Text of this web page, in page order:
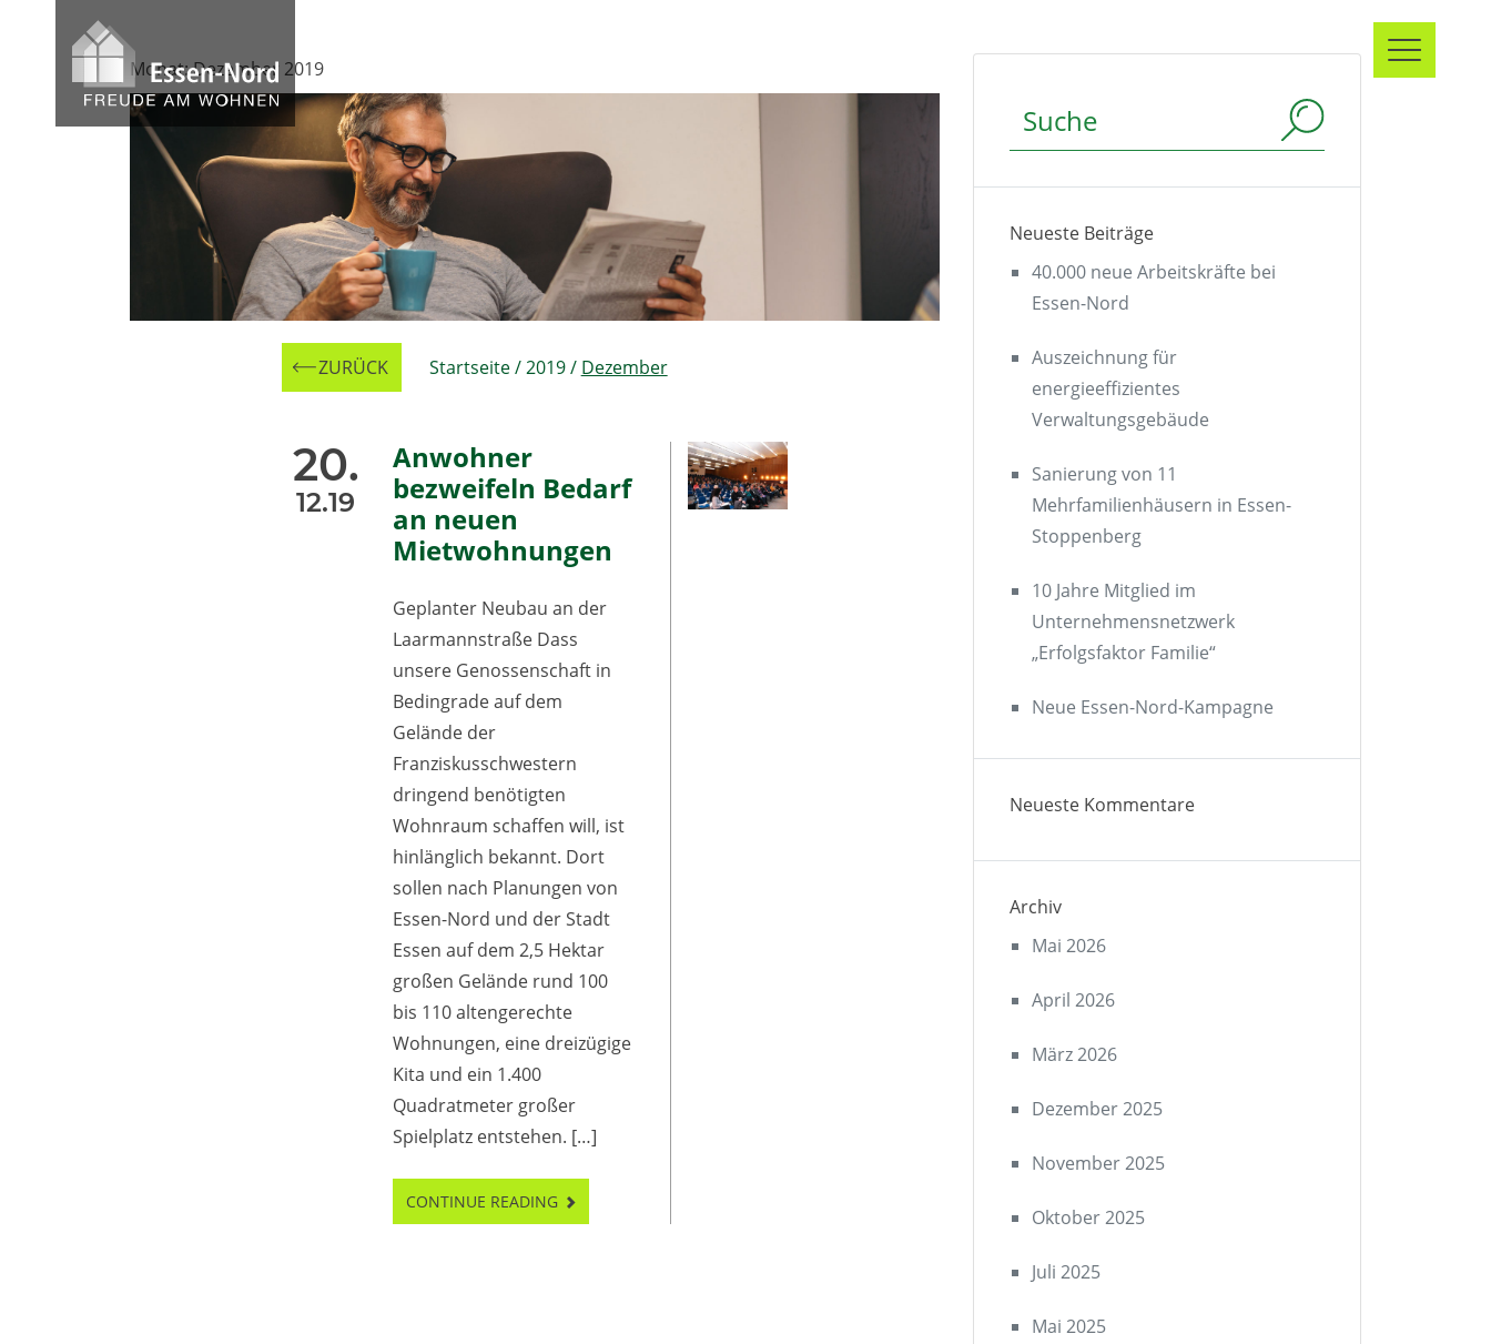
Monat:Dezember 2019
ZURÜCK Zur
Startseite/2019/ Dezember
20.
12.19
Anwohner
bezweifeln Bedarf
an neuen
Mietwohnungen
Geplanter Neubau an der
Laarmannstraße Dass
unsere Genossenschaft in
Bedingrade auf dem
Gelände der
Franziskusschwestern
dringend benötigten
Wohnraum schaffen will, ist
hinlänglich bekannt. Dort
sollen nach Planungen von
Essen-Nord und der Stadt
Essen auf dem 2,5 Hektar
großen Gelände rund 100
bis 110 altengerechte
Wohnungen, eine dreizügige
Kita und ein 1.400
Quadratmeter großer
Spielplatz entstehen. […]
CONTINUE READING
Neueste Beiträge
40.000 neue Arbeitskräfte bei
Essen-Nord
Auszeichnung für
energieeffizientes
Verwaltungsgebäude
Sanierung von 11
Mehrfamilienhäusern in Essen-
Stoppenberg
10 Jahre Mitglied im
Unternehmensnetzwerk
„Erfolgsfaktor Familie“
Neue Essen-Nord-Kampagne
Neueste Kommentare
Archiv
Mai 2026
April 2026
März 2026
Dezember 2025
November 2025
Oktober 2025
Juli 2025
Mai 2025